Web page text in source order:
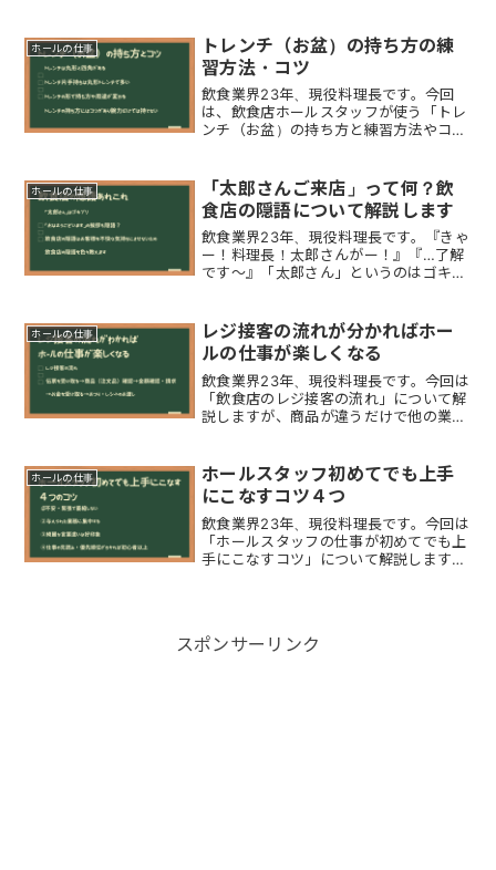
ーダーの取り方と流れ」を解説します
が、お店によって「メニュ...
ホールの仕事
トレンチ（お盆）の持ち方の練
習方法・コツ
飲食業界23年、現役料理長です。今回
は、飲食店ホールスタッフが使う「トレ
ンチ（お盆）の持ち方と練習方法やコ
あわせた「トレンチの持ち方」がありま
す。丸形トレンチの持ち方丸...
ホールの仕事
「太郎さんご来店」って何？飲
食店の隠語について解説します
飲食業界23年、現役料理長です。『きゃ
ー！料理長！太郎さんがー！』『…了解
です～』「太郎さん」というのはゴキブ
間で使われる色々な「隠語」について解
説します。これから飲食...
ホールの仕事
レジ接客の流れが分かればホー
ルの仕事が楽しくなる
飲食業界23年、現役料理長です。今回は
「飲食店のレジ接客の流れ」について解
説しますが、商品が違うだけで他の業態
すが、慣れればホールスタッフとして動
き回るより楽です。一方で...
ホールの仕事
ホールスタッフ初めてでも上手
にこなすコツ４つ
飲食業界23年、現役料理長です。今回は
「ホールスタッフの仕事が初めてでも上
手にこなすコツ」について解説します。
スポンサーリンク